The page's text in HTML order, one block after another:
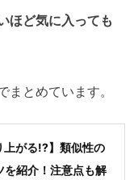
ほど気に入っても
とめています。
上がる!?】類似性の
紹介！注意点も解